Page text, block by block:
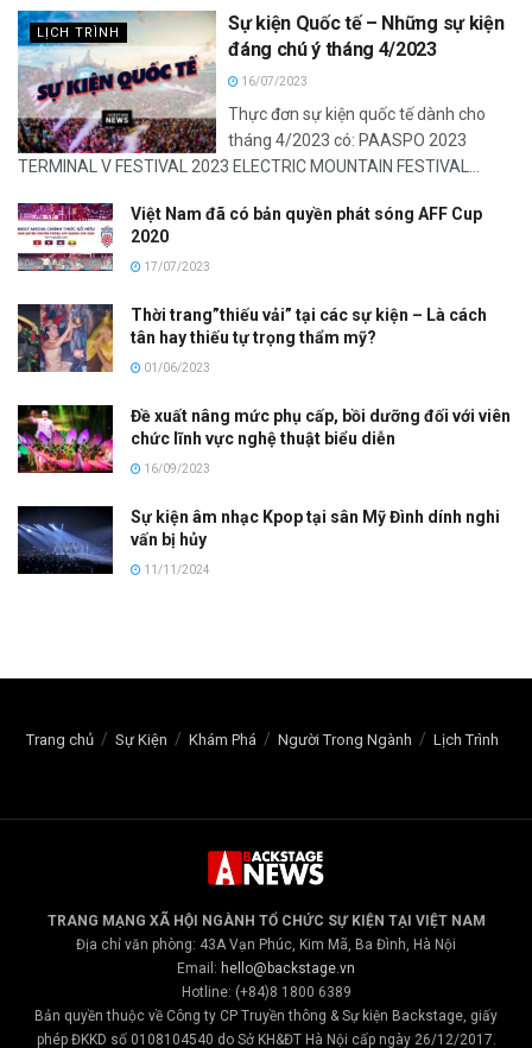
LỊCH TRÌNH
Sự kiện Quốc tế – Những sự kiện
đáng chú ý tháng 4/2023
16/07/2023
Thực đơn sự kiện quốc tế dành cho
tháng 4/2023 có: PAASPO 2023
TERMINAL V FESTIVAL 2023 ELECTRIC MOUNTAIN FESTIVAL...
Việt Nam đã có bản quyền phát sóng AFF Cup
2020
17/07/2023
Thời trang”thiếu vải” tại các sự kiện – Là cách
tân hay thiếu tự trọng thẩm mỹ?
01/06/2023
Đề xuất nâng mức phụ cấp, bồi dưỡng đối với viên
chức lĩnh vực nghệ thuật biểu diễn
16/09/2023
Sự kiện âm nhạc Kpop tại sân Mỹ Đình dính nghi
vấn bị hủy
11/11/2024
Trang chủ Sự Kiện Khám Phá Người Trong Ngành Lịch Trình
TRANG MẠNG XÃ HỘI NGÀNH TỔ CHỨC SỰ KIỆN TẠI VIỆT NAM
Địa chỉ văn phòng: 43A Vạn Phúc, Kim Mã, Ba Đình, Hà Nội
Email: hello@backstage.vn
Hotline: (+84)8 1800 6389
Bản quyền thuộc về Công ty CP Truyền thông & Sự kiện Backstage, giấy
phép ĐKKD số 0108104540 do Sở KH&ĐT Hà Nội cấp ngày 26/12/2017.